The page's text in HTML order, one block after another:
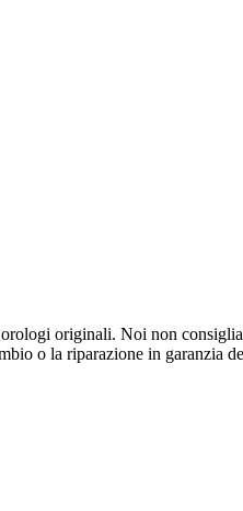
originali. Noi non
o la riparazione in garanzia